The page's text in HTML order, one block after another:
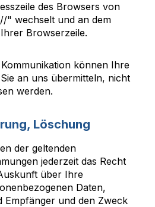
des Browsers von
wechselt und an dem
Browserzeile.
können Ihre
an uns übermitteln, nicht
werden.
Löschung
der geltenden
jederzeit das Recht
über Ihre
Daten,
Empfänger und den Zweck